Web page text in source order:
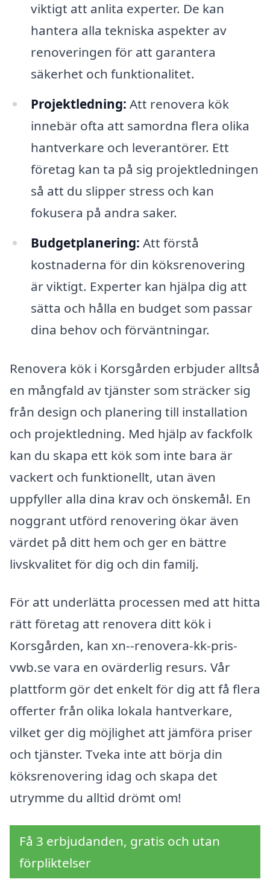
viktigt att anlita experter. De kan
hantera alla tekniska aspekter av
renoveringen för att garantera
säkerhet och funktionalitet.
Projektledning: Att renovera kök
innebär ofta att samordna flera olika
hantverkare och leverantörer. Ett
företag kan ta på sig projektledningen
så att du slipper stress och kan
fokusera på andra saker.
Budgetplanering: Att förstå
kostnaderna för din köksrenovering
är viktigt. Experter kan hjälpa dig att
sätta och hålla en budget som passar
dina behov och förväntningar.
Renovera kök i Korsgården erbjuder alltså
en mångfald av tjänster som sträcker sig
från design och planering till installation
och projektledning. Med hjälp av fackfolk
kan du skapa ett kök som inte bara är
vackert och funktionellt, utan även
uppfyller alla dina krav och önskemål. En
noggrant utförd renovering ökar även
värdet på ditt hem och ger en bättre
livskvalitet för dig och din familj.
För att underlätta processen med att hitta
rätt företag att renovera ditt kök i
Korsgården, kan xn--renovera-kk-pris-
vwb.se vara en ovärderlig resurs. Vår
plattform gör det enkelt för dig att få flera
offerter från olika lokala hantverkare,
vilket ger dig möjlighet att jämföra priser
och tjänster. Tveka inte att börja din
köksrenovering idag och skapa det
utrymme du alltid drömt om!
Få 3 erbjudanden, gratis och utan
förpliktelser